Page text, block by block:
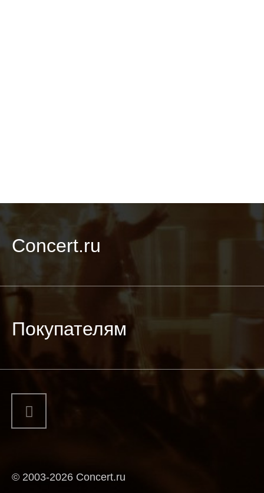
Concert.ru
Покупателям
© 2003-2026 Concert.ru